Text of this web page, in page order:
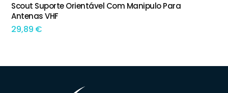
ADICIONAR
Scout Suporte Orientável Com Manipulo Para
Antenas VHF
29,89 €